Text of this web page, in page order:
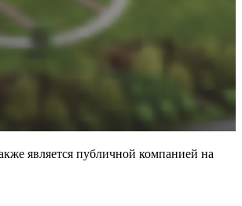
является публичной компанией на